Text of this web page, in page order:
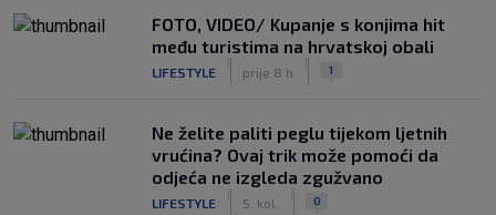
FOTO, VIDEO/ Kupanje s konjima hit
među turistima na hrvatskoj obali
LIFESTYLE prije 8 h 1
Ne želite paliti peglu tijekom ljetnih
vrućina? Ovaj trik može pomoći da
odjeća ne izgleda zgužvano
LIFESTYLE 5. kol. 0